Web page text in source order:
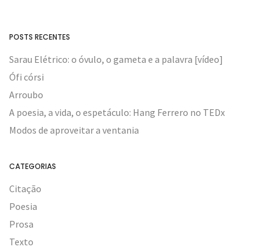
POSTS RECENTES
Sarau Elétrico: o óvulo, o gameta e a palavra [vídeo]
Ófi córsi
Arroubo
A poesia, a vida, o espetáculo: Hang Ferrero no TEDx
Modos de aproveitar a ventania
CATEGORIAS
Citação
Poesia
Prosa
Texto